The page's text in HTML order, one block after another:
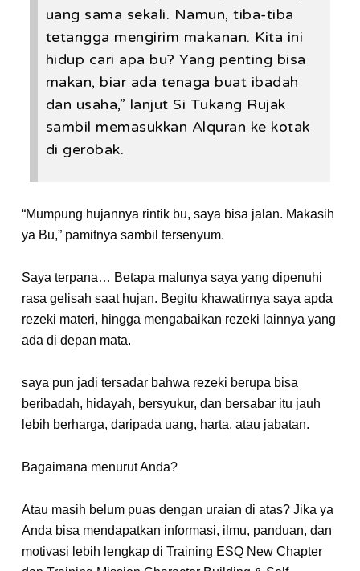
uang sama sekali. Namun, tiba-tiba
tetangga mengirim makanan. Kita ini
hidup cari apa bu? Yang penting bisa
makan, biar ada tenaga buat ibadah
dan usaha,” lanjut Si Tukang Rujak
sambil memasukkan Alquran ke kotak
di gerobak.
“Mumpung hujannya rintik bu, saya bisa jalan. Makasih
ya Bu,” pamitnya sambil tersenyum.
Saya terpana… Betapa malunya saya yang dipenuhi
rasa gelisah saat hujan. Begitu khawatirnya saya apda
rezeki materi, hingga mengabaikan rezeki lainnya yang
ada di depan mata.
saya pun jadi tersadar bahwa rezeki berupa bisa
beribadah, hidayah, bersyukur, dan bersabar itu jauh
lebih berharga, daripada uang, harta, atau jabatan.
Bagaimana menurut Anda?
Atau masih belum puas dengan uraian di atas? Jika ya
Anda bisa mendapatkan informasi, ilmu, panduan, dan
motivasi lebih lengkap di Training ESQ New Chapter